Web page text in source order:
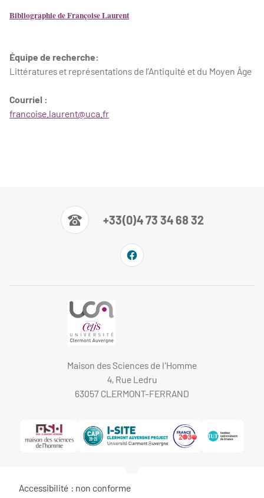
Bibliographie de Françoise Laurent
Équipe de recherche:
Littératures et représentations de l’Antiquité et du Moyen Âge
Courriel :
francoise.laurent@uca.fr
+33(0)4 73 34 68 32
Maison des Sciences de l'Homme
4, Rue Ledru
63057 CLERMONT-FERRAND
Accessibilité : non conforme